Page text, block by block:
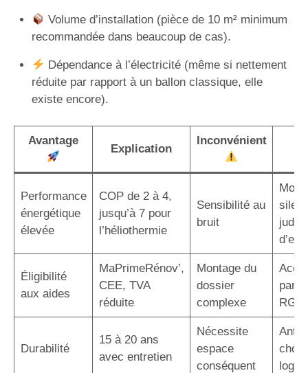
Volume d’installation (pièce de 10 m² minimum
recommandée dans beaucoup de cas).
Dépendance à l’électricité (même si nettement
réduite par rapport à un ballon classique, elle
existe encore).
Avantage
Explication
Inconvénient
Performance
énergétique
élevée
COP de 2 à 4,
jusqu’à 7 pour
l’héliothermie
Sensibilité au
bruit
Éligibilité
aux aides
MaPrimeRénov’,
CEE, TVA
réduite
Montage du
dossier
complexe
par
RGE
Durabilité
15 à 20 ans
avec entretien
Nécessite
espace
conséquent